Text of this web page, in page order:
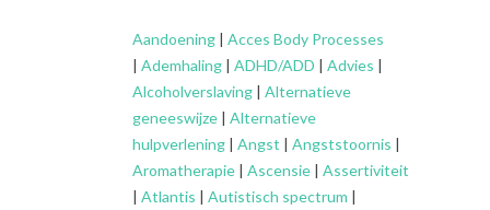
Aandoening | Acces Body Processes
| Ademhaling | ADHD/ADD | Advies |
Alcoholverslaving | Alternatieve
geneeswijze | Alternatieve
hulpverlening | Angst | Angststoornis |
Aromatherapie | Ascensie | Assertiviteit
| Atlantis | Autistisch spectrum |